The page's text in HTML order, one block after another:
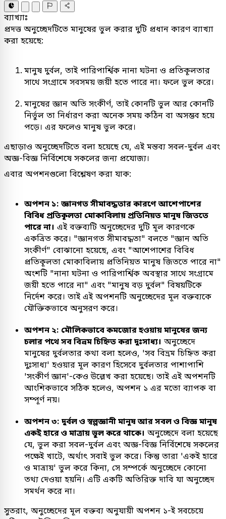
ব্যাখ্যাঃ
প্রদত্ত অনুচ্ছেদটিতে মানুষের ভুল করার দুটি প্রধান কারণ ব্যাখ্যা
করা হয়েছে:
মানুষ দুর্বল, তাই পারিপার্শ্বিক নানা ঘটনা ও প্রতিকূলতার
সাথে সংগ্রামে সবসময় জয়ী হতে পারে না। ফলে ভুল করে।
মানুষের জ্ঞান অতি সংকীর্ণ, তাই কোনটি ভুল আর কোনটি
নির্ভুল তা নির্ধারণ করা অনেক সময় কঠিন বা অসম্ভব হয়ে
পড়ে। এর ফলেও মানুষ ভুল করে।
এছাড়াও অনুচ্ছেদটিতে বলা হয়েছে যে, এই মন্তব্য সবল-দুর্বল এবং
অজ্ঞ-বিজ্ঞ নির্বিশেষে সকলের জন্য প্রযোজ্য।
এবার অপশনগুলো বিশ্লেষণ করা যাক:
অপশন ১: জ্ঞানগত সীমাবদ্ধতার কারণে আশেপাশের
বিবিধ প্রতিকূলতা মোকাবিলায় প্রতিনিয়ত মানুষ জিততে
পারে না। এই বক্তব্যটি অনুচ্ছেদের দুটি মূল কারণকে
একত্রিত করে। "জ্ঞানগত সীমাবদ্ধতা" বলতে "জ্ঞান অতি
সংকীর্ণ" বোঝানো হয়েছে, এবং "আশেপাশের বিবিধ
প্রতিকূলতা মোকাবিলায় প্রতিনিয়ত মানুষ জিততে পারে না"
অংশটি "নানা ঘটনা ও পারিপার্শ্বিক অবস্থার সাথে সংগ্রামে
জয়ী হতে পারে না" এবং "মানুষ বড় দুর্বল" বিষয়টিকে
নির্দেশ করে। তাই এই অপশনটি অনুচ্ছেদের মূল বক্তব্যকে
যৌক্তিকভাবে অনুসরণ করে।
অপশন ২: মৌলিকভাবে কমজোর হওয়ায় মানুষের জন্য
চলার পথে সব বিভ্রম চিহ্নিত করা দুঃসাধ্য। অনুচ্ছেদে
মানুষের দুর্বলতার কথা বলা হলেও, 'সব বিভ্রম চিহ্নিত করা
দুঃসাধ্য' হওয়ার মূল কারণ হিসেবে দুর্বলতার পাশাপাশি
'সংকীর্ণ জ্ঞান'-কেও উল্লেখ করা হয়েছে। তাই এই অপশনটি
আংশিকভাবে সঠিক হলেও, অপশন ১ এর মতো ব্যাপক বা
সম্পূর্ণ নয়।
অপশন ৩: দুর্বল ও স্বল্পজ্ঞানী মানুষ আর সবল ও বিজ্ঞ মানুষ
একই হারে ও মাত্রায় ভুল করে থাকে। অনুচ্ছেদে বলা হয়েছে
যে, ভুল করা সবল-দুর্বল এবং অজ্ঞ-বিজ্ঞ নির্বিশেষে সকলের
পক্ষেই খাটে, অর্থাৎ সবাই ভুল করে। কিন্তু তারা 'একই হারে
ও মাত্রায়' ভুল করে কিনা, সে সম্পর্কে অনুচ্ছেদে কোনো
তথ্য দেওয়া হয়নি। এটি একটি অতিরিক্ত দাবি যা অনুচ্ছেদ
সমর্থন করে না।
সুতরাং, অনুচ্ছেদের মূল বক্তব্য অনুযায়ী অপশন ১-ই সবচেয়ে